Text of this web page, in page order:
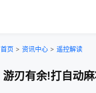
首页 > 资讯中心 > 遥控解读
游刃有余!打自动